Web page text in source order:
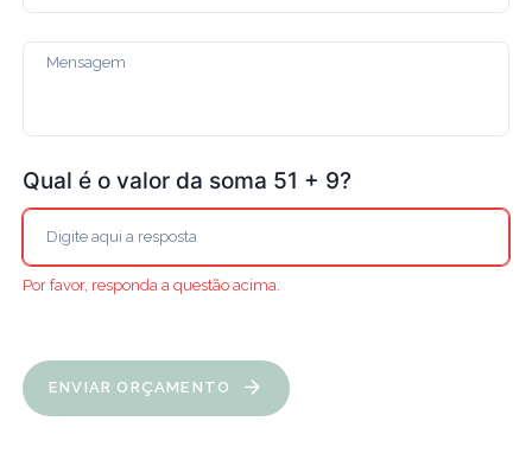
Qual é o valor da soma 51 + 9?
Por favor, responda a questão acima.
ENVIAR ORÇAMENTO